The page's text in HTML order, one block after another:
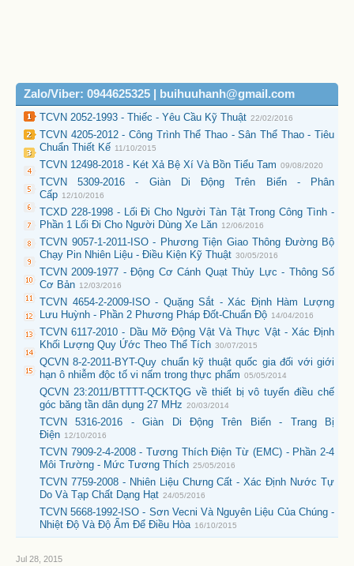
Zalo/Viber: 0944625325 | buihuuhanh@gmail.com
TCVN 2052-1993 - Thiếc - Yêu Cầu Kỹ Thuật 22/02/2016
TCVN 4205-2012 - Công Trình Thể Thao - Sân Thể Thao - Tiêu
Chuẩn Thiết Kế 11/10/2015
TCVN 12498-2018 - Két Xả Bệ Xí Và Bồn Tiểu Tam 09/08/2020
TCVN 5309-2016 - Giàn Di Động Trên Biển - Phân
Cấp 12/10/2016
TCXD 228-1998 - Lối Đi Cho Người Tàn Tật Trong Công Tình -
Phần 1 Lối Đi Cho Người Dùng Xe Lăn 12/06/2016
TCVN 9057-1-2011-ISO - Phương Tiện Giao Thông Đường Bộ
Chạy Pin Nhiên Liệu - Điều Kiện Kỹ Thuật 30/05/2016
TCVN 2009-1977 - Động Cơ Cánh Quạt Thủy Lực - Thông Số
Cơ Bản 12/03/2016
TCVN 4654-2-2009-ISO - Quặng Sắt - Xác Định Hàm Lượng
Lưu Huỳnh - Phần 2 Phương Pháp Đốt-Chuẩn Độ 14/04/2016
TCVN 6117-2010 - Dầu Mỡ Động Vật Và Thực Vật - Xác Định
Khối Lượng Quy Ứớc Theo Thể Tích 30/07/2015
QCVN 8-2-2011-BYT-Quy chuẩn kỹ thuật quốc gia đối với giới
hạn ô nhiễm độc tố vi nấm trong thực phẩm 05/05/2014
QCVN 23:2011/BTTTT-QCKTQG về thiết bị vô tuyến điều chế
góc băng tần dân dụng 27 MHz 20/03/2014
TCVN 5316-2016 - Giàn Di Động Trên Biển - Trang Bị
Điện 12/10/2016
TCVN 7909-2-4-2008 - Tương Thích Điện Từ (EMC) - Phần 2-4
Môi Trường - Mức Tương Thích 25/05/2016
TCVN 7759-2008 - Nhiên Liệu Chưng Cất - Xác Định Nước Tự
Do Và Tạp Chất Dạng Hạt 24/05/2016
TCVN 5668-1992-ISO - Sơn Vecni Và Nguyên Liệu Của Chúng -
Nhiệt Độ Và Độ Ẩm Để Điều Hòa 16/10/2015
Jul 28, 2015